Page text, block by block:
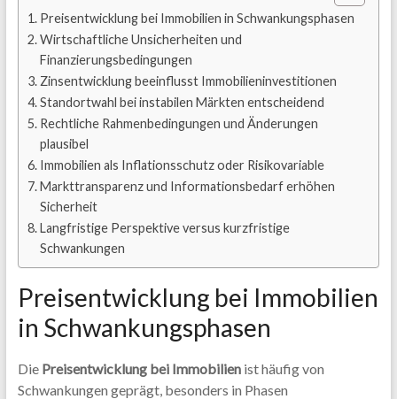
Preisentwicklung bei Immobilien in Schwankungsphasen
Wirtschaftliche Unsicherheiten und
Finanzierungsbedingungen
Zinsentwicklung beeinflusst Immobilieninvestitionen
Standortwahl bei instabilen Märkten entscheidend
Rechtliche Rahmenbedingungen und Änderungen
plausibel
Immobilien als Inflationsschutz oder Risikovariable
Markttransparenz und Informationsbedarf erhöhen
Sicherheit
Langfristige Perspektive versus kurzfristige
Schwankungen
Preisentwicklung bei Immobilien
in Schwankungsphasen
Die Preisentwicklung bei Immobilienist häufig von
Schwankungen geprägt, besonders in Phasen